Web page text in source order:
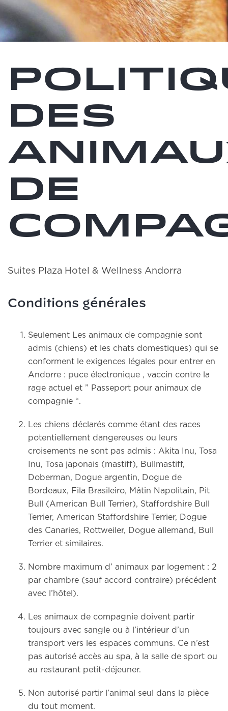
des
de
Suites Plaza Hotel & Wellness Andorra
Conditions générales
Seulement Les animaux de compagnie sont
admis (chiens) et les chats domestiques) qui se
conforment le exigences légales pour entrer en
Andorre : puce électronique , vaccin contre la
rage actuel et ” Passeport pour animaux de
compagnie “.
Les chiens déclarés comme étant des races
potentiellement dangereuses ou leurs
croisements ne sont pas admis : Akita Inu, Tosa
Inu, Tosa japonais (mastiff), Bullmastiff,
Doberman, Dogue argentin, Dogue de
Bordeaux, Fila Brasileiro, Mâtin Napolitain, Pit
Bull (American Bull Terrier), Staffordshire Bull
Terrier, American Staffordshire Terrier, Dogue
des Canaries, Rottweiler, Dogue allemand, Bull
Terrier et similaires.
Nombre maximum d’ animaux par logement : 2
par chambre (sauf accord contraire) précédent
avec l’hôtel).
Les animaux de compagnie doivent partir
toujours avec sangle ou à l’intérieur d’un
transport vers les espaces communs. Ce n’est
pas autorisé accès au spa, à la salle de sport ou
au restaurant petit-déjeuner.
Non autorisé partir l’animal seul dans la pièce
du tout moment.